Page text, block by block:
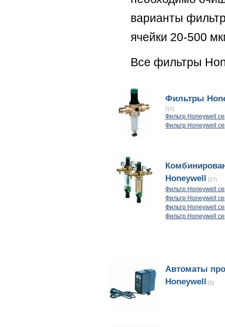
варианты
ячейки 20-500
Все фильтры
Фильтры
[12]
Фильтр Honeywell
Фильтр Honeywell
Honeywell
[27]
Фильтр Honeywell
Фильтр Honeywell
Фильтр Honeywell
Фильтр Honeywell
Автоматы
Honeywell
[5]